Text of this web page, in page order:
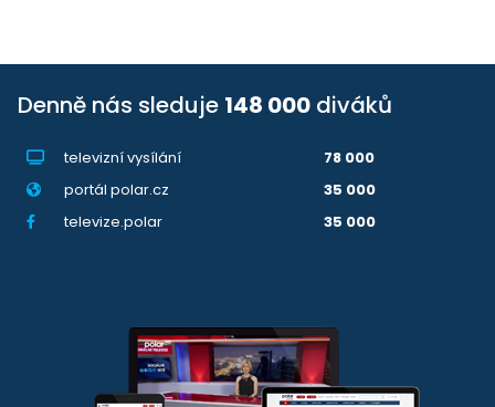
Denně nás sleduje 148 000 diváků
televizní vysílání
78 000
portál polar.cz
35 000
televize.polar
35 000